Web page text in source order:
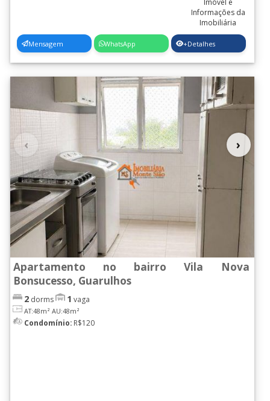
Mensagem WhatsApp +Detalhes
‹ ›
Apartamento no bairro Vila Nova
Bonsucesso, Guarulhos
2 dorms 1 vaga
AT:48m² AU:48m²
Condomínio: R$120